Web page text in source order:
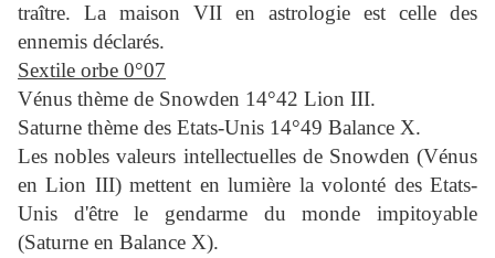
traître. La maison VII en astrologie est celle des
ennemis déclarés.
Sextile orbe 0°07
Vénus thème de Snowden 14°42 Lion III.
Saturne thème des Etats-Unis 14°49 Balance X.
Les nobles valeurs intellectuelles de Snowden (Vénus
en Lion III) mettent en lumière la volonté des Etats-
Unis d'être le gendarme du monde impitoyable
(Saturne en Balance X).